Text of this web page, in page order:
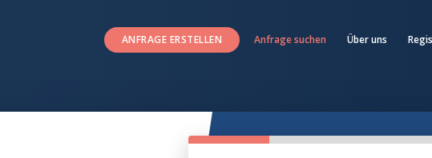
ANFRAGE ERSTELLEN Anfrage suchen Über uns